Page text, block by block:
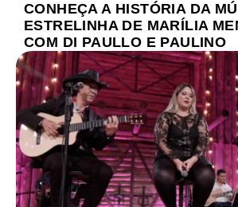
CONHEÇA A HISTÓRIA DA
ESTRELINHA DE MARÍLIA
COM DI PAULLO E PAULINO